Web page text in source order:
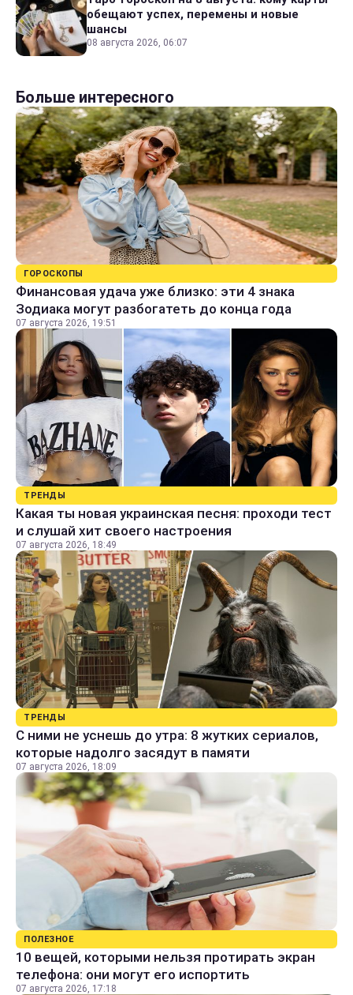
обещают успех, перемены и новые
шансы
08 августа 2026, 06:07
Больше интересного
ГОРОСКОПЫ
Финансовая удача уже близко: эти 4 знака
Зодиака могут разбогатеть до конца года
07 августа 2026, 19:51
ТРЕНДЫ
Какая ты новая украинская песня: проходи тест
и слушай хит своего настроения
07 августа 2026, 18:49
ТРЕНДЫ
С ними не уснешь до утра: 8 жутких сериалов,
которые надолго засядут в памяти
07 августа 2026, 18:09
ПОЛЕЗНОЕ
10 вещей, которыми нельзя протирать экран
телефона: они могут его испортить
07 августа 2026, 17:18